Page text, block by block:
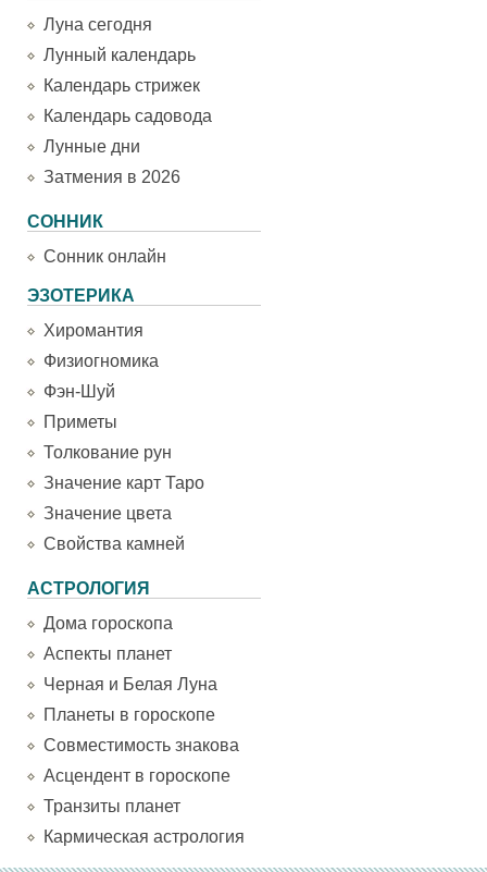
Луна сегодня
Лунный календарь
Календарь стрижек
Календарь садовода
Лунные дни
Затмения в 2026
СОННИК
Сонник онлайн
ЭЗОТЕРИКА
Хиромантия
Физиогномика
Фэн-Шуй
Приметы
Толкование рун
Значение карт Таро
Значение цвета
Свойства камней
АСТРОЛОГИЯ
Дома гороскопа
Аспекты планет
Черная и Белая Луна
Планеты в гороскопе
Совместимость знакова
Асцендент в гороскопе
Транзиты планет
Кармическая астрология